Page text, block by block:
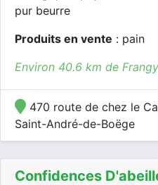
pur beurre
Produits en vente : pain
Environ 40.6 km de Frangy
470 route de chez le
Saint-André-de-Boëge
Confidences